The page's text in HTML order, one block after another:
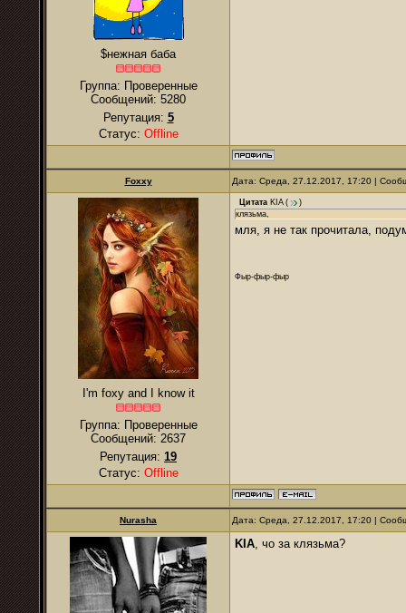
$нежная баба
Группа: Проверенные
Сообщений: 5280
Репутация: 5
Статус: Offline
Foxxy Дата: Среда, 27.12.2017, 17:20 |
I'm foxy and I know it
Группа: Проверенные
Сообщений: 2637
Репутация: 19
Статус: Offline
Цитата KIA(
)
клязьма,
мля, я не так прочитала,
Фыр-фыр-фыр
Nurаsha Дата: Среда, 27.12.2017, 17:20 |
KIA, чо за клязьма?